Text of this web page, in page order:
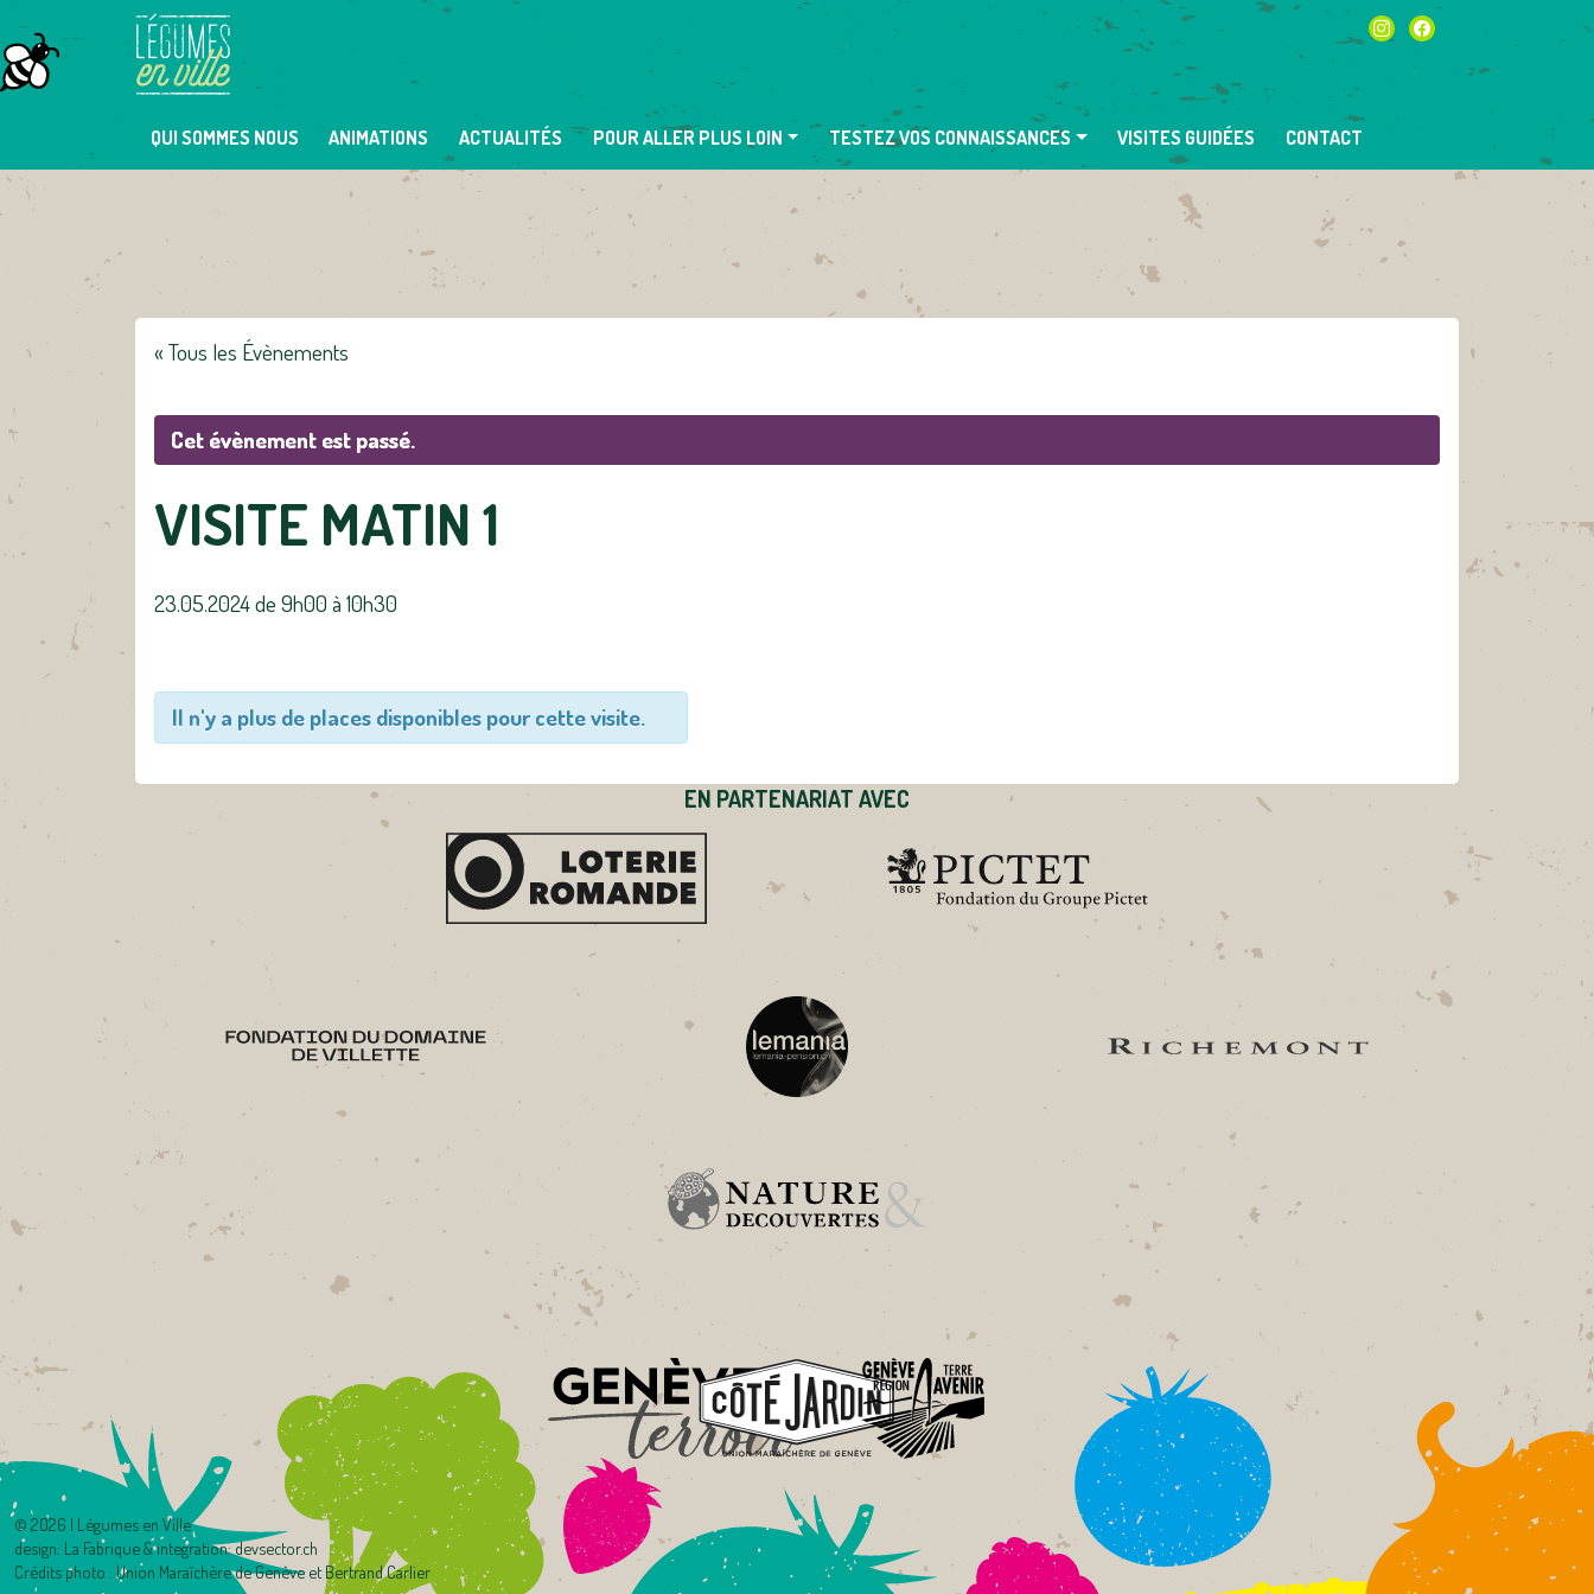
to
content
instagramfacebook
QUI SOMMES NOUS ANIMATIONS ACTUALITÉS POUR ALLER PLUS LOIN TESTEZ VOS CONNAISSANCES VISITES GUIDÉES CONTACT
« Tous les Évènements
Cet évènement est passé.
VISITE MATIN 1
23.05.2024 de 9h00 à 10h30
Il n'y a plus de places disponibles pour cette visite.
EN PARTENARIAT AVEC
© 2026 | Légumes en Ville
design: La Fabrique& integration:devsector.ch
Crédits photo : Union Maraîchère de Genève et Bertrand Carlier